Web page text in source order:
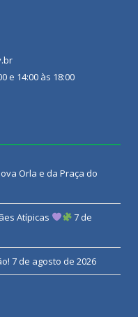
e 14:00 às 18:00
Orla e da Praça do
Atípicas
7 de
7 de agosto de 2026